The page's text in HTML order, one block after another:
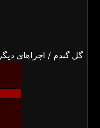
گل گندم / اجراهای دیگر